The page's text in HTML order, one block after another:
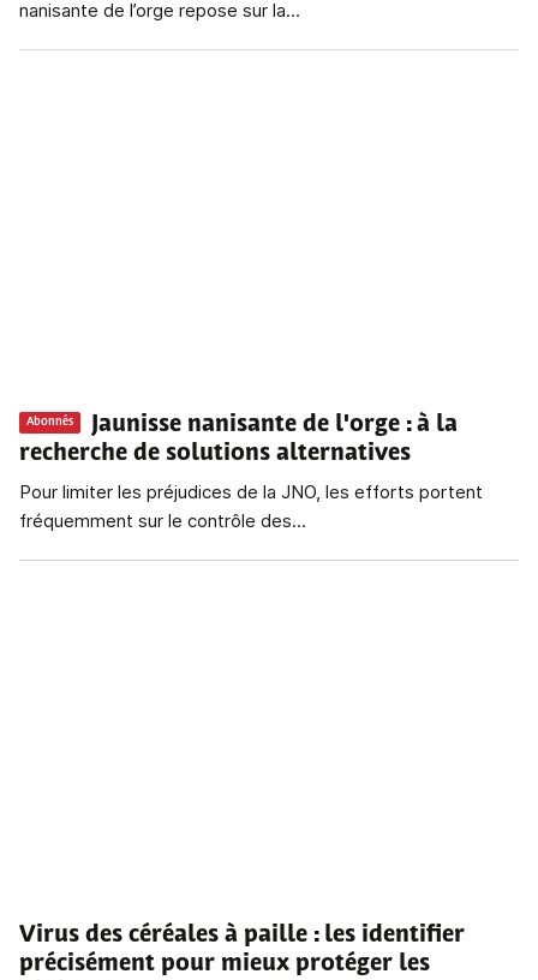
nanisante de l’orge repose sur la...
Abonnés Jaunisse nanisante de l'orge : à la
recherche de solutions alternatives
Pour limiter les préjudices de la JNO, les efforts portent
fréquemment sur le contrôle des...
Virus des céréales à paille : les identifier
précisément pour mieux protéger les